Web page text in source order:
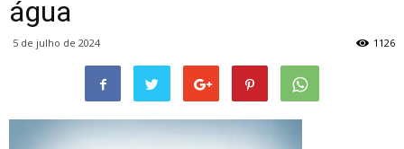
água
5 de julho de 2024 1126